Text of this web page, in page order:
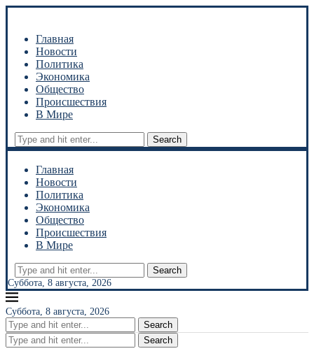
Главная
Новости
Политика
Экономика
Общество
Происшествия
В Мире
Search
Главная
Новости
Политика
Экономика
Общество
Происшествия
В Мире
Search
Суббота, 8 августа, 2026
Суббота, 8 августа, 2026
Search
Search